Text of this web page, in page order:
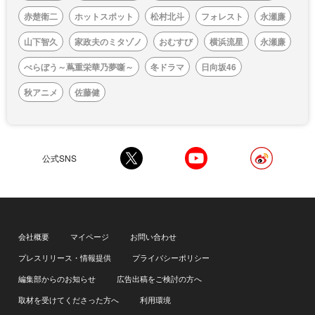
赤楚衛二 ホットスポット 松村北斗 フォレスト
永瀬廉
山下智久
家政夫のミタゾノ おむすび 横浜流星
永瀬廉
べらぼう～蔦重栄華乃夢噺～
冬ドラマ
日向坂46
秋アニメ
佐藤健
公式SNS
会社概要 マイページ
お問い合わせ
プレスリリース・情報提供
プライバシーポリシー
編集部からのお知らせ
広告出稿をご検討の方へ
取材を受けてくださった方へ
利用環境